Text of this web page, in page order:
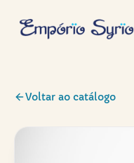
Voltar ao catálogo